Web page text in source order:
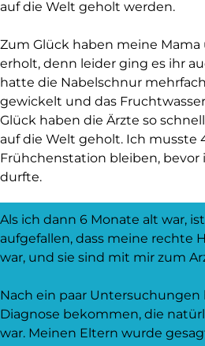
auf die Welt geholt werden.
Zum Glück haben meine
erholt, denn leider ging es ihr
hatte die Nabelschnur
gewickelt und das
Glück haben die Ärzte so
auf die Welt geholt. Ich musste
Frühchenstation bleiben, bevor
durfte.
Als ich dann 6 Monate alt war,
aufgefallen, dass meine rechte
war, und sie sind mit mir zum
Nach ein paar Untersuchungen
Diagnose bekommen, die
war. Meinen Eltern wurde